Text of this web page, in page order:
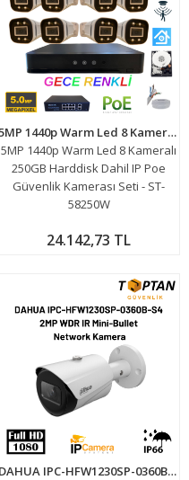
5MP 1440p Warm Led 8 Kameralı 250GB Harddisk Dahil IP Poe Güvenlik Kamerası Seti - ST-58250W
5MP 1440p Warm Led 8 Kameralı
250GB Harddisk Dahil IP Poe
Güvenlik Kamerası Seti - ST-
58250W
24.142,73 TL
DAHUA IPC-HFW1230SP-0360B-S4 2MP WDR IR Mini-Bullet Network Kamera